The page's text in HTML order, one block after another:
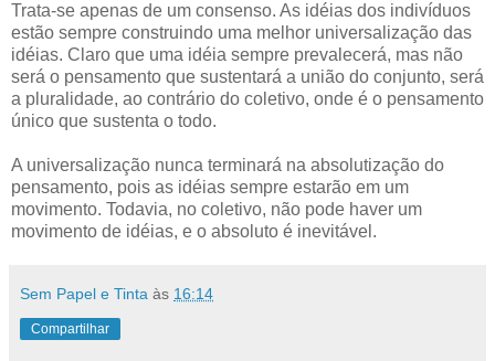
Trata-se apenas de um consenso. As idéias dos indivíduos
estão sempre construindo uma melhor universalização das
idéias. Claro que uma idéia sempre prevalecerá, mas não
será o pensamento que sustentará a união do conjunto, será
a pluralidade, ao contrário do coletivo, onde é o pensamento
único que sustenta o todo.
A universalização nunca terminará na absolutização do
pensamento, pois as idéias sempre estarão em um
movimento. Todavia, no coletivo, não pode haver um
movimento de idéias, e o absoluto é inevitável.
Sem Papel e Tinta às 16:14
Compartilhar